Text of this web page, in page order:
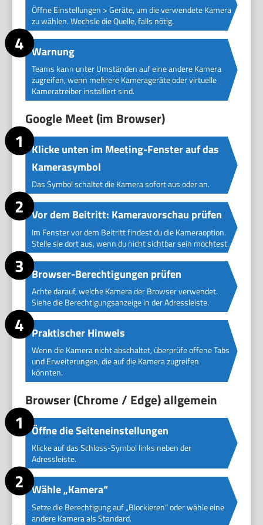
Öffne Einstellungen > Geräte, um die verwendete Kamera
zu wählen. Wechsle die Quelle, falls nötig.
Warnung
Teams kann unter Umständen auf eine andere Kamera
zugreifen, wenn mehrere Kamerageräte oder virtuelle
Kameratreiber installiert sind.
Google Meet (im Browser)
Klicke unten im Meeting-Fenster auf das
Kamerasymbol
Das Symbol schaltet die Kamera sofort aus oder an.
Vor dem Beitritt: Kameravorschau prüfen
Im Fenster vor dem Beitritt findest du die Kameraoption.
Stelle sie dort aus, wenn du nicht sichtbar sein möchtest.
Browser-Berechtigungen prüfen
Achte darauf, welche Kamera der Browser verwendet.
Siehe die Berechtigungsanzeige in der Adressleiste.
Praktischer Hinweis
Wenn die Kamera nicht abschaltet, überprüfe offene Tabs
und Erweiterungen, die auf die Kamera zugreifen
könnten.
Browser (Chrome / Edge) allgemein
Öffne die Seiteneinstellungen
Klicke auf das Schloss-Symbol links neben der
Adressleiste.
Wähle „Kamera“
Setze die Berechtigung auf „Blockieren“ oder wähle eine
andere Kamera als Standard.